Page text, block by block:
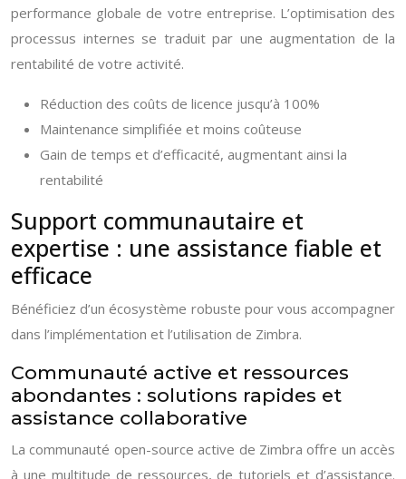
performance globale de votre entreprise. L’optimisation des
processus internes se traduit par une augmentation de la
rentabilité de votre activité.
Réduction des coûts de licence jusqu’à 100%
Maintenance simplifiée et moins coûteuse
Gain de temps et d’efficacité, augmentant ainsi la
rentabilité
Support communautaire et
expertise : une assistance fiable et
efficace
Bénéficiez d’un écosystème robuste pour vous accompagner
dans l’implémentation et l’utilisation de Zimbra.
Communauté active et ressources
abondantes : solutions rapides et
assistance collaborative
La communauté open-source active de Zimbra offre un accès
à une multitude de ressources, de tutoriels et d’assistance.